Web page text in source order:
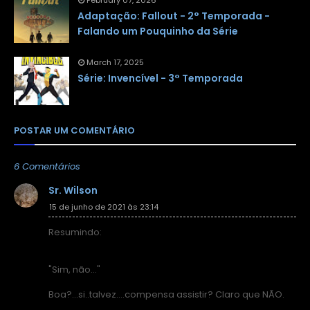
Adaptação: Fallout - 2° Temporada -
Falando um Pouquinho da Série
March 17, 2025
Série: Invencível - 3° Temporada
POSTAR UM COMENTÁRIO
6 Comentários
Sr. Wilson
15 de junho de 2021 às 23:14
Resumindo:
"Sim, não..."
Boa?...si..talvez....compensa assistir? Claro que NÃO.